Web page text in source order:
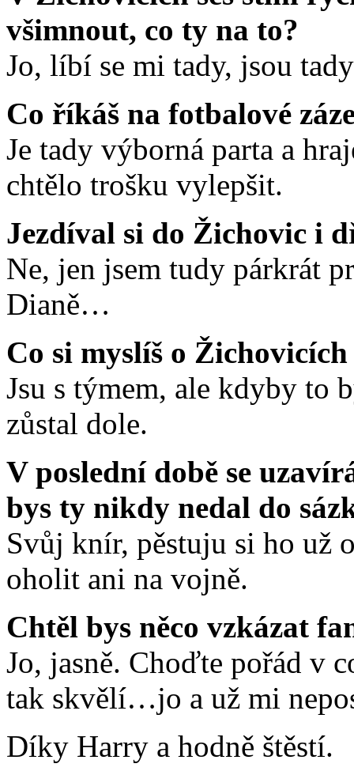
všimnout, co ty na to?
Jo, líbí se mi tady, jsou
Co říkáš na fotbalové
Je tady výborná parta a
chtělo trošku vylepšit.
Jezdíval si do Žichovic i
Ne, jen jsem tudy párkrát
Dianě…
Co si myslíš o
Jsu s týmem, ale kdyby to
zůstal dole.
V poslední době se
bys ty nikdy nedal do
Svůj knír, pěstuju si ho už
oholit ani na vojně.
Chtěl bys něco vzkázat
Jo, jasně. Choďte pořád v
tak skvělí…jo a už mi
Díky Harry a hodně štěstí.